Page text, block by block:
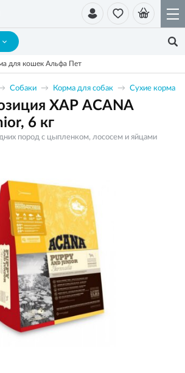
для кошек Альфа Пет
Собаки Корма для собак Сухие корма
ХАР ACANA
6 кг
пород с цыпленком, лососем и яйцами